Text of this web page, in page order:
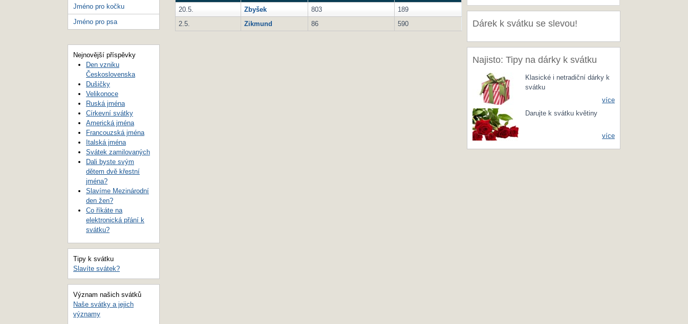
20.5.
Zbyšek 803
189
2.5.
Zikmund 86 590 Dárek k svátku se slevou!
Najisto: Tipy na dárky k svátku
Klasické i netradiční dárky k
svátku
více
Darujte k svátku květiny
více
Jméno pro kočku
Jméno pro psa
Nejnovější příspěvky
Den vzniku
Československa
Dušičky
Velikonoce
Ruská jména
Církevní svátky
Americká jména
Francouzská jména
Italská jména
Svátek zamilovaných
Dali byste svým
dětem dvě křestní
jména?
Slavíme Mezinárodní
den žen?
Co říkáte na
elektronická přání k
svátku?
Tipy k svátku
Slavíte svátek?
Význam našich svátků
Naše svátky a jejich
významy